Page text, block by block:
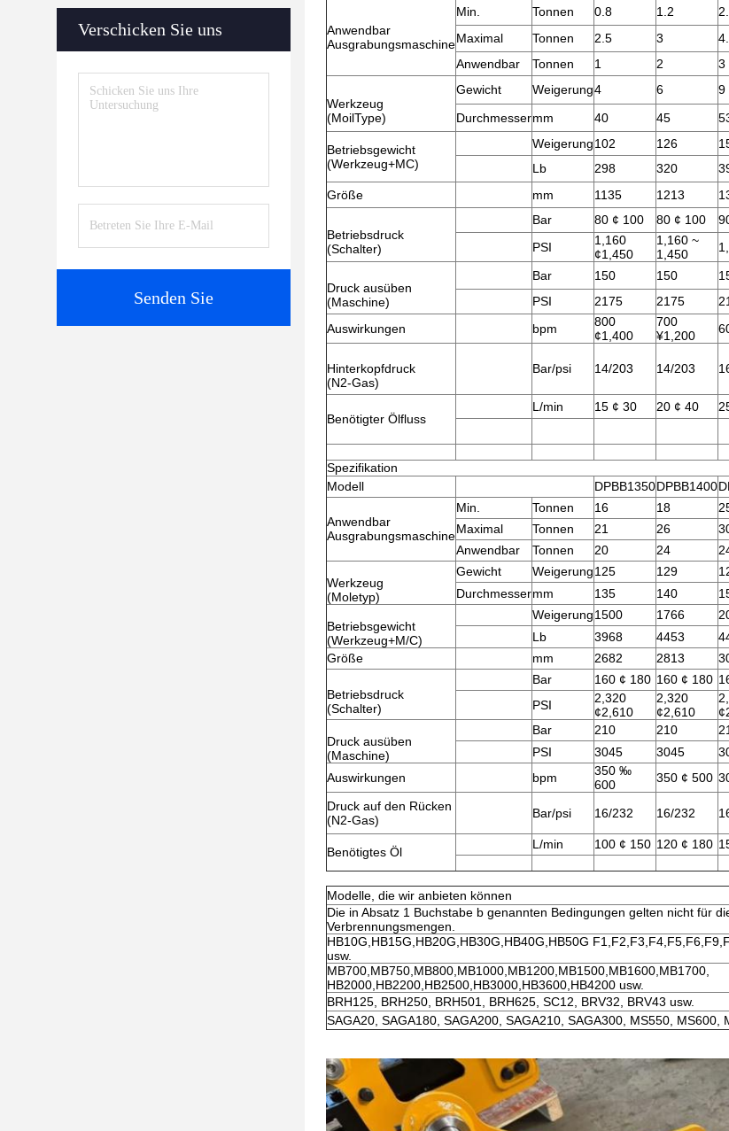
Verschicken Sie uns
Senden Sie
Anwendbar
Ausgrabungsmaschine
Min. Tonnen 0.8 1.2
Maximal
Tonnen 2.5 3
Anwendbar
Tonnen 1 2 3
Werkzeug
(MoilType)
Gewicht Weigerung4 6 9
Durchmessermm 40 45
Betriebsgewicht
(Werkzeug+MC)
Weigerung102 126
Lb
298 320
Größe
mm 1135 1213
Betriebsdruck
(Schalter)
Bar 80 ¢ 100 80 ¢ 100
PSI
1,160
¢1,450
1,160 ~
1,450
Druck ausüben
(Maschine)
Bar 150 150
PSI
2175 2175
Auswirkungen
bpm
800
¢1,400
700
¥1,200
Hinterkopfdruck
(N2-Gas)
Bar/psi 14/203 14/203
Benötigter Ölfluss
L/min 15 ¢ 30 20 ¢ 40
Spezifikation
Modell
DPBB1350DPBB1400
Anwendbar
Ausgrabungsmaschine
Min. Tonnen 16 18
Maximal
Tonnen 21 26
Anwendbar
Tonnen 20 24
Werkzeug
(Moletyp)
Gewicht Weigerung125 129
Durchmessermm 135 140
Betriebsgewicht
(Werkzeug+M/C)
Weigerung1500 1766
Lb
3968 4453
Größe
mm 2682 2813
Betriebsdruck
(Schalter)
Bar 160 ¢ 180 160 ¢ 180
PSI
2,320
¢2,610
2,320
¢2,610
Druck ausüben
(Maschine)
Bar 210 210
PSI
3045 3045
Auswirkungen
bpm
350 ‰
600
350 ¢ 500
Druck auf den Rücken
(N2-Gas)
Bar/psi 16/232 16/232
Benötigtes Öl
L/min 100 ¢ 150 120 ¢ 180
Modelle, die wir anbieten können
Die in Absatz 1 Buchstabe b genannten Bedingungen gelten nicht für
Verbrennungsmengen.
HB10G,HB15G,HB20G,HB30G,HB40G,HB50G
usw.
MB700,MB750,MB800,MB1000,MB1200,MB1500,MB1600,MB1700,
HB2000,HB2200,HB2500,HB3000,HB3600,HB4200 usw.
BRH125, BRH250, BRH501, BRH625, SC12, BRV32, BRV43 usw.
SAGA20, SAGA180, SAGA200, SAGA210, SAGA300, MS550, MS600,